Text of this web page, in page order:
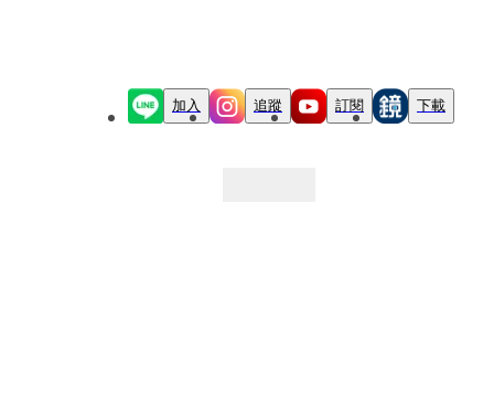
加入 追蹤 訂閱 下載